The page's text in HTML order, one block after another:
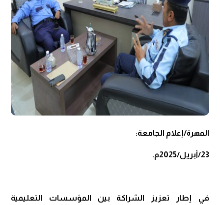
المهرة/إعلام الجامعة:
23/أبريل/2025م.
في إطار تعزيز الشراكة بين المؤسسات التعليمية